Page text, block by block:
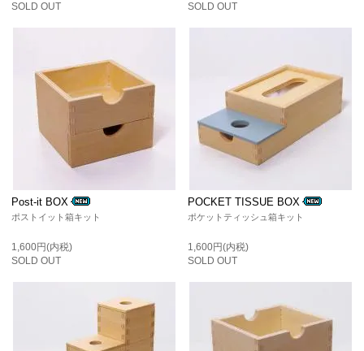
SOLD OUT
SOLD OUT
Post-it BOX
ポストイット箱キット
1,600円(内税)
SOLD OUT
POCKET TISSUE BOX
ポケットティッシュ箱キット
1,600円(内税)
SOLD OUT